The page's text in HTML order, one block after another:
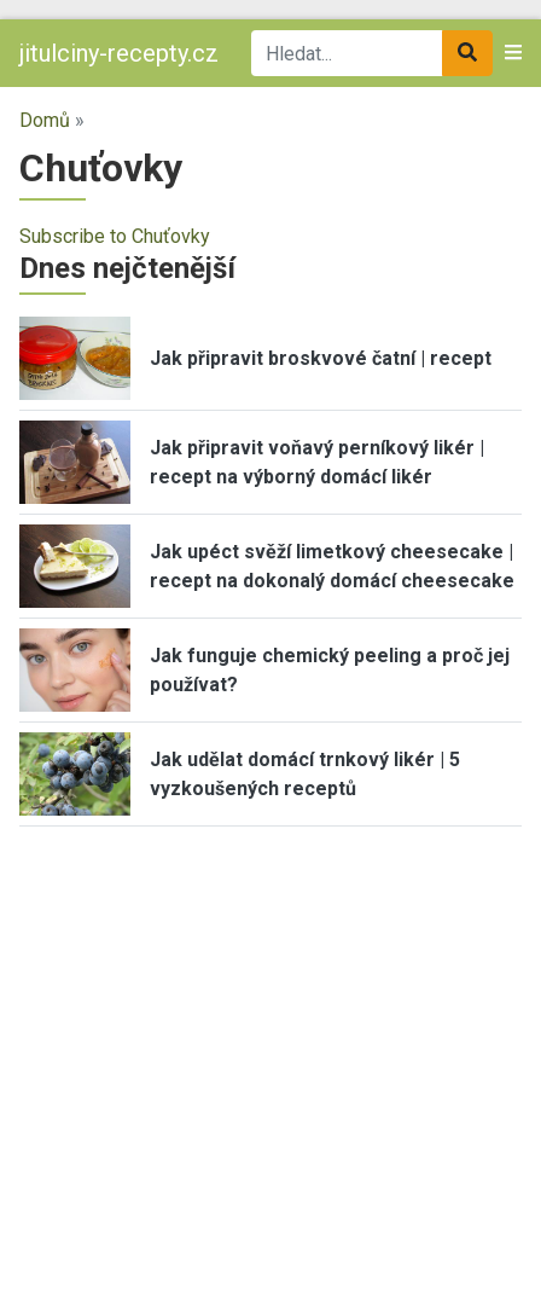
jitulciny-recepty.cz
Domů »
Chuťovky
Subscribe to Chuťovky
Dnes nejčtenější
Jak připravit broskvové čatní | recept
Jak připravit voňavý perníkový likér |
recept na výborný domácí likér
Jak upéct svěží limetkový cheesecake |
recept na dokonalý domácí cheesecake
Jak funguje chemický peeling a proč jej
používat?
Jak udělat domácí trnkový likér | 5
vyzkoušených receptů